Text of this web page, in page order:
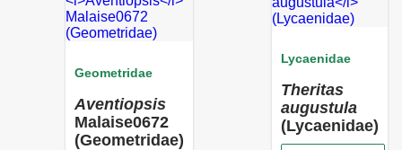
Geometridae
Aventiopsis
Malaise0672
(Geometridae)
Lycaenidae
Theritas
augustula
(Lycaenidae)